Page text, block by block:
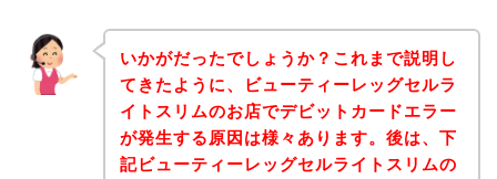
いかがだったでしょうか？これまで説明し
てきたように、ビューティーレッグセルラ
イトスリムのお店でデビットカードエラー
が発生する原因は様々あります。後は、下
記ビューティーレッグセルライトスリムの